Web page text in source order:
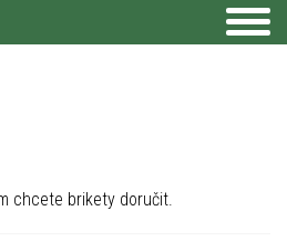
chcete brikety doručit.